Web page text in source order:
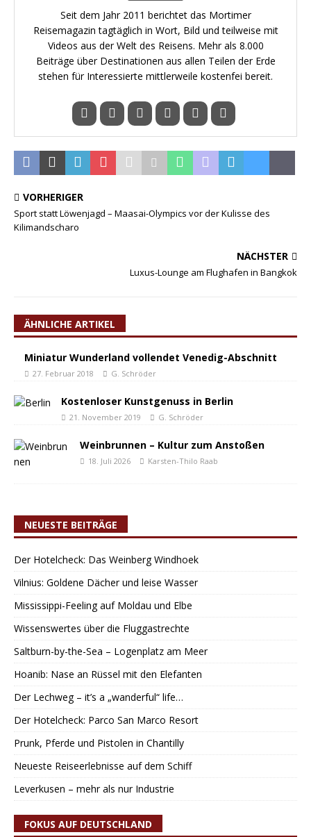
Seit dem Jahr 2011 berichtet das Mortimer
Reisemagazin tagtäglich in Wort, Bild und teilweise mit
Videos aus der Welt des Reisens. Mehr als 8.000
Beiträge über Destinationen aus allen Teilen der Erde
stehen für Interessierte mittlerweile kostenfei bereit.
VORHERIGER
Sport statt Löwenjagd – Maasai-Olympics vor der Kulisse des
Kilimandscharo
NÄCHSTER
Luxus-Lounge am Flughafen in Bangkok
ÄHNLICHE ARTIKEL
Miniatur Wunderland vollendet Venedig-Abschnitt
27. Februar 2018 G. Schröder
Kostenloser Kunstgenuss in Berlin
21. November 2019 G. Schröder
Weinbrunnen – Kultur zum Anstoßen
18. Juli 2026 Karsten-Thilo Raab
NEUESTE BEITRÄGE
Der Hotelcheck: Das Weinberg Windhoek
Vilnius: Goldene Dächer und leise Wasser
Mississippi-Feeling auf Moldau und Elbe
Wissenswertes über die Fluggastrechte
Saltburn-by-the-Sea – Logenplatz am Meer
Hoanib: Nase an Rüssel mit den Elefanten
Der Lechweg – it’s a „wanderful“ life…
Der Hotelcheck: Parco San Marco Resort
Prunk, Pferde und Pistolen in Chantilly
Neueste Reiseerlebnisse auf dem Schiff
Leverkusen – mehr als nur Industrie
FOKUS AUF DEUTSCHLAND